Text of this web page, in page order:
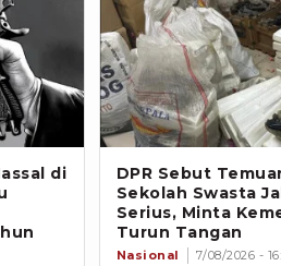
di
DPR Sebut
Sekolah Swasta
Serius, Minta
Turun Tangan
Nasional 7/08/2026 -